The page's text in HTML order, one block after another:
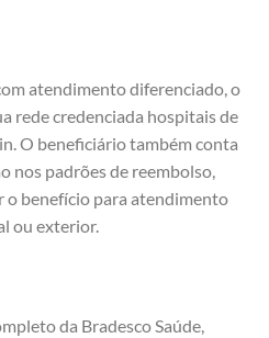
atendimento diferenciado, o
rede credenciada hospitais de
O beneficiário também conta
nos padrões de reembolso,
o benefício para atendimento
ou exterior.
da Bradesco Saúde,